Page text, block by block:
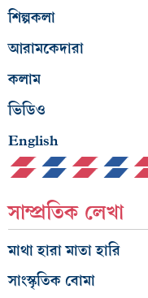
শিল্পকলা
আরামকেদারা
কলাম
ভিডিও
English
সাম্প্রতিক লেখা
মাথা হারা মাতা হারি
সাংস্কৃতিক বোমা